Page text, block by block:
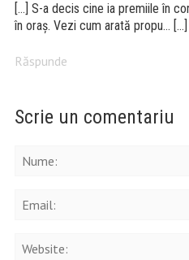
[…] S-a decis cine ia premiile în
în oraș. Vezi cum arată propu… […]
Răspunde
Scrie un comentariu